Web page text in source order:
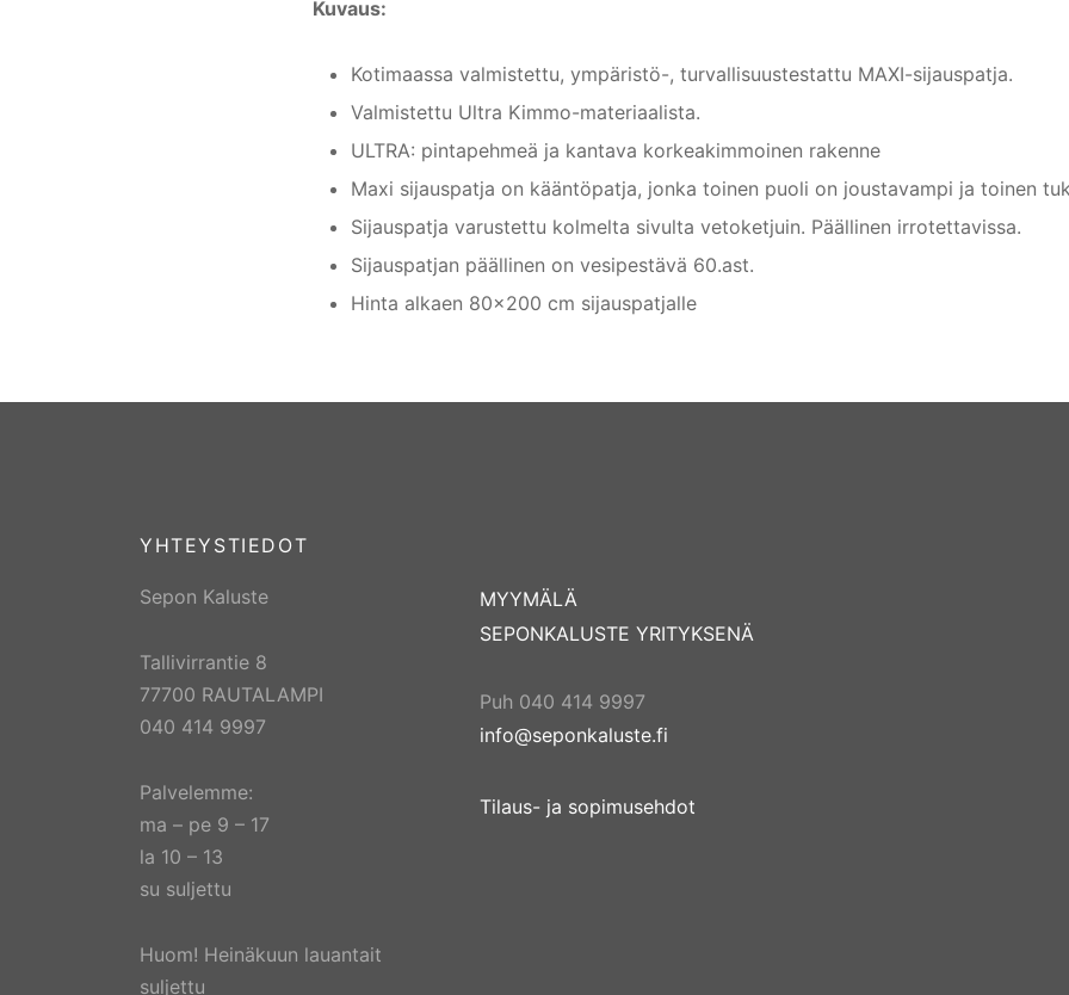
Kuvaus:
Kotimaassa valmistettu, ympäristö-, turvallisuustestattu MAXI-sijauspatja.
Valmistettu Ultra Kimmo-materiaalista.
ULTRA: pintapehmeä ja kantava korkeakimmoinen rakenne
Maxi sijauspatja on kääntöpatja, jonka toinen puoli on joustavampi ja toinen
Sijauspatja varustettu kolmelta sivulta vetoketjuin. Päällinen irrotettavissa.
Sijauspatjan päällinen on vesipestävä 60.ast.
Hinta alkaen 80×200 cm sijauspatjalle
YHTEYSTIEDOT
Sepon Kaluste
Tallivirrantie 8
77700 RAUTALAMPI
040 414 9997
Palvelemme:
ma – pe 9 – 17
la 10 – 13
su suljettu
Huom! Heinäkuun lauantait
suljettu
MYYMÄLÄ
SEPONKALUSTE YRITYKSENÄ
Puh 040 414 9997
info@seponkaluste.fi
Tilaus- ja sopimusehdot